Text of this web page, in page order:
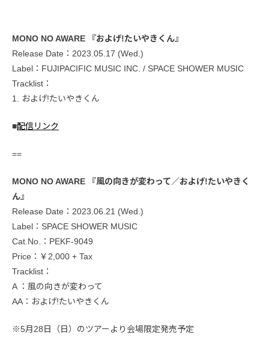
MONO NO AWARE 『およげ!たいやきくん』
Release Date：2023.05.17 (Wed.)
Label：FUJIPACIFIC MUSIC INC. / SPACE SHOWER MUSIC
Tracklist：
1. およげ!たいやきくん
■配信リンク
==
MONO NO AWARE 『風の向きが変わって／およげ!たいやきく
ん』
Release Date：2023.06.21 (Wed.)
Label：SPACE SHOWER MUSIC
Cat.No.：PEKF-9049
Price：￥2,000 + Tax
Tracklist：
A ：風の向きが変わって
AA：およげ!たいやきくん
※5月28日（日）のツアーより会場限定発売予定